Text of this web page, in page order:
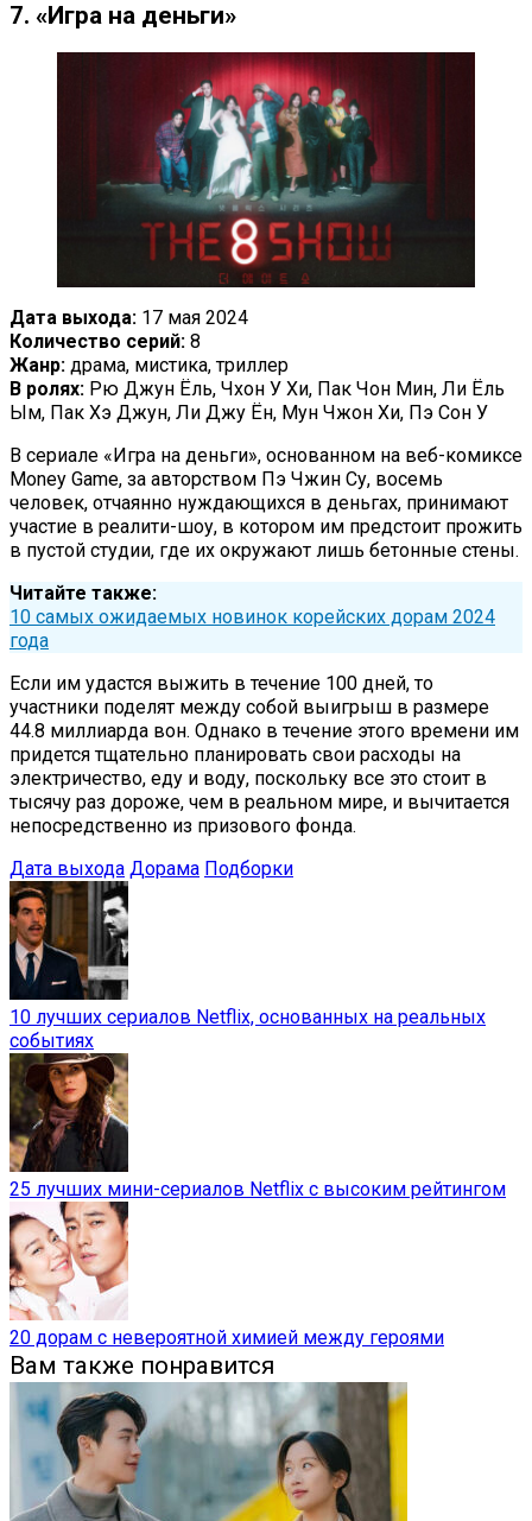
7. «Игра на деньги»
Дата выхода: 17 мая 2024
Количество серий: 8
Жанр: драма, мистика, триллер
В ролях: Рю Джун Ёль, Чхон У Хи, Пак Чон Мин, Ли Ёль
Ым, Пак Хэ Джун, Ли Джу Ён, Мун Чжон Хи, Пэ Сон У
В сериале «Игра на деньги», основанном на веб-комиксе
Money Game, за авторством Пэ Чжин Су, восемь
человек, отчаянно нуждающихся в деньгах, принимают
участие в реалити-шоу, в котором им предстоит прожить
в пустой студии, где их окружают лишь бетонные стены.
Читайте также:
10 самых ожидаемых новинок корейских дорам 2024
года
Если им удастся выжить в течение 100 дней, то
участники поделят между собой выигрыш в размере
44.8 миллиарда вон. Однако в течение этого времени им
придется тщательно планировать свои расходы на
электричество, еду и воду, поскольку все это стоит в
тысячу раз дороже, чем в реальном мире, и вычитается
непосредственно из призового фонда.
Дата выхода Дорама Подборки
10 лучших сериалов Netflix, основанных на реальных
событиях
25 лучших мини-сериалов Netflix с высоким рейтингом
20 дорам с невероятной химией между героями
Вам также понравится